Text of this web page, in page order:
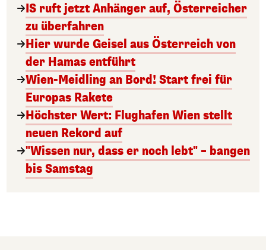
IS ruft jetzt Anhänger auf, Österreicher
zu überfahren
Hier wurde Geisel aus Österreich von
der Hamas entführt
Wien-Meidling an Bord! Start frei für
Europas Rakete
Höchster Wert: Flughafen Wien stellt
neuen Rekord auf
"Wissen nur, dass er noch lebt" – bangen
bis Samstag